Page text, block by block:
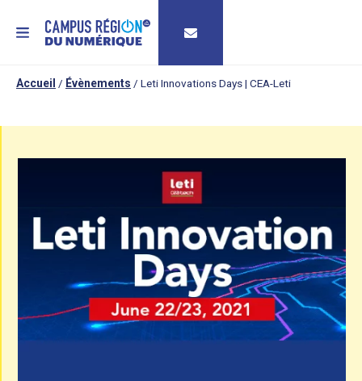
MENU
Accueil / Évènements / Leti Innovations Days | CEA-Leti